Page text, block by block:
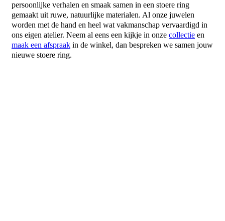
persoonlijke verhalen en smaak samen in een stoere ring
gemaakt uit ruwe, natuurlijke materialen. Al onze juwelen
worden met de hand en heel wat vakmanschap vervaardigd in
ons eigen atelier. Neem al eens een kijkje in onze collectie en
maak een afspraak in de winkel, dan bespreken we samen jouw
nieuwe stoere ring.